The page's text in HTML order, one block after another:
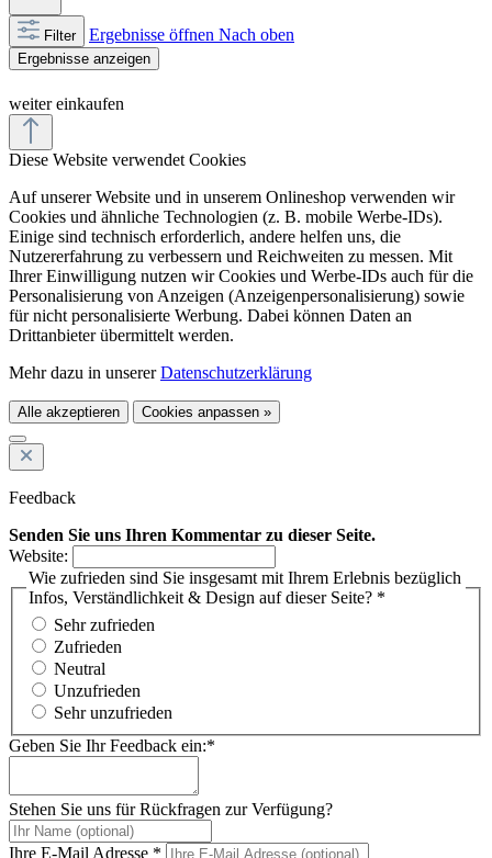
Filter Ergebnisse öffnen Nach oben
Ergebnisse anzeigen
weiter einkaufen
Diese Website verwendet Cookies
Auf unserer Website und in unserem Onlineshop verwenden wir
Cookies und ähnliche Technologien (z. B. mobile Werbe-IDs).
Einige sind technisch erforderlich, andere helfen uns, die
Nutzererfahrung zu verbessern und Reichweiten zu messen. Mit
Ihrer Einwilligung nutzen wir Cookies und Werbe-IDs auch für die
Personalisierung von Anzeigen (Anzeigenpersonalisierung) sowie
für nicht personalisierte Werbung. Dabei können Daten an
Drittanbieter übermittelt werden.
Mehr dazu in unsererDatenschutzerklärung
Alle akzeptieren Cookies anpassen »
Feedback
Senden Sie uns Ihren Kommentar zu dieser Seite.
Website:
Wie zufrieden sind Sie insgesamt mit Ihrem Erlebnis bezüglich
Infos, Verständlichkeit & Design auf dieser Seite? *
Sehr zufrieden
Zufrieden
Neutral
Unzufrieden
Sehr unzufrieden
Geben Sie Ihr Feedback ein:*
Stehen Sie uns für Rückfragen zur Verfügung?
Ihre E-Mail Adresse *